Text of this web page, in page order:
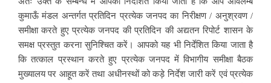
कुमाऊँ मंडल अन्तर्गत प्रतिदिन प्रत्येक जनपद का निरीक्षण / अनुश्रवण /
समीक्षा करते हुए प्रत्येक जनपद की प्रतिदिन की अद्यतन रिपोर्ट शासन के
समक्ष प्रस्तुत करना सुनिश्चित करें। आपको यह भी निर्देशित किया जाता है
कि तत्काल प्रस्थान करते हुए प्रत्येक जनपद में विभागीय समीक्षा बैठक
मुख्यालय पर आहूत करें तथा अधीनस्थों को कड़े निर्देश जारी करें एवं प्रत्येक